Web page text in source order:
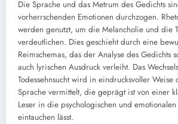
Die Sprache und das Metrum des Gedichts
vorherrschenden Emotionen durchzogen.
werden genutzt, um die Melancholie und die
verdeutlichen. Dies geschieht durch eine
Reimschemas, das der Analyse des Gedichts
auch lyrischen Ausdruck verleiht. Das
Todessehnsucht wird in eindrucksvoller
Sprache vermittelt, die geprägt ist von einer
Leser in die psychologischen und
eintauchen lässt.